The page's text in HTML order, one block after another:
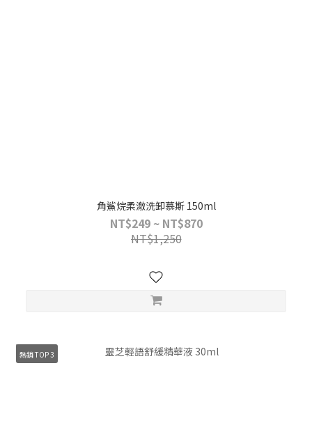
角鯊烷柔澈洗卸慕斯 150ml
NT$249 ~ NT$870
NT$1,250
熱銷 TOP 3